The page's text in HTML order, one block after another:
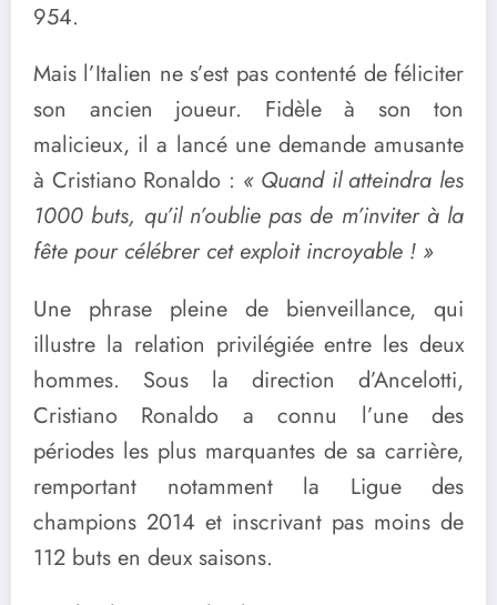
954.
Mais l’Italien ne s’est pas contenté de féliciter
son ancien joueur. Fidèle à son ton
malicieux, il a lancé une demande amusante
à Cristiano Ronaldo : « Quand il atteindra les
1000 buts, qu’il n’oublie pas de m’inviter à la
fête pour célébrer cet exploit incroyable ! »
Une phrase pleine de bienveillance, qui
illustre la relation privilégiée entre les deux
hommes. Sous la direction d’Ancelotti,
Cristiano Ronaldo a connu l’une des
périodes les plus marquantes de sa carrière,
remportant notamment la Ligue des
champions 2014 et inscrivant pas moins de
112 buts en deux saisons.